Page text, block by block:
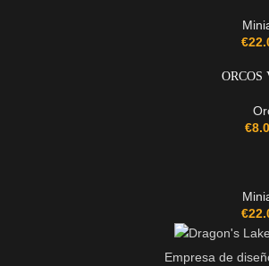
€
ORCOS
€
€
Empresa de